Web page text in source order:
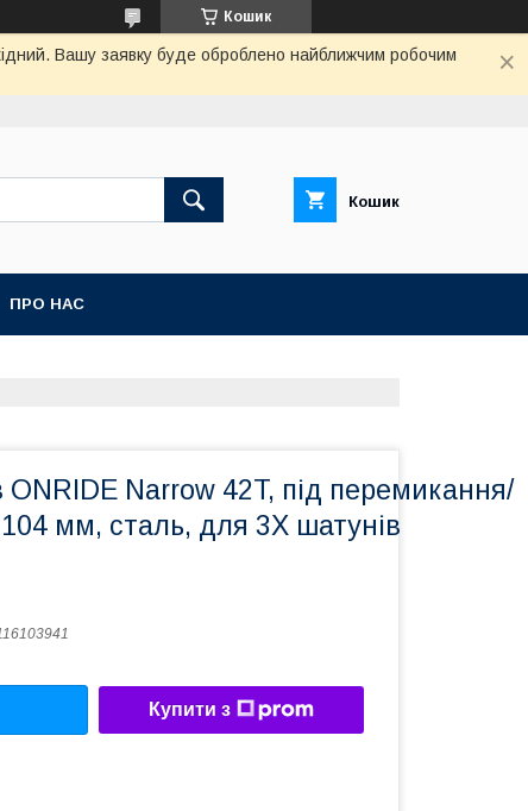
Кошик
Вашу заявку буде оброблено найближчим робочим
Кошик
ПРО НАС
ONRIDE Narrow 42T, під перемикання/
мм, сталь, для 3X шатунів
Купити з